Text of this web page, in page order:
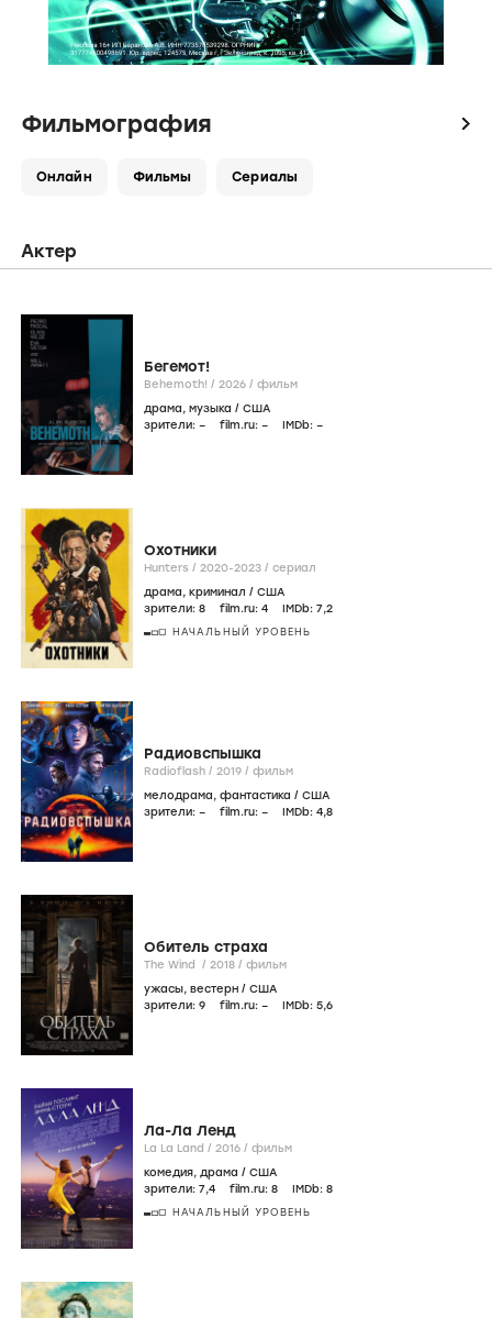
Фильмография icon
Онлайн Фильмы Сериалы
Актер
Бегемот!
Behemoth! / 2026 / фильм
драма, музыка / США
зрители: – film.ru: – IMDb: –
Охотники
Hunters / 2020-2023 / сериал
драма, криминал / США
зрители: 8 film.ru: 4 IMDb: 7,2
НАЧАЛЬНЫЙ УРОВЕНЬ
Радиовспышка
Radioflash / 2019 / фильм
мелодрама, фантастика / США
зрители: – film.ru: – IMDb: 4,8
Обитель страха
The Wind / 2018 / фильм
ужасы, вестерн / США
зрители: 9 film.ru: – IMDb: 5,6
Ла-Ла Ленд
La La Land / 2016 / фильм
комедия, драма / США
зрители: 7,4 film.ru: 8 IMDb: 8
НАЧАЛЬНЫЙ УРОВЕНЬ